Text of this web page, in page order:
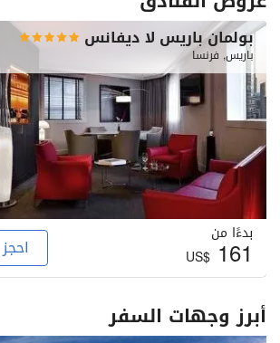
بولمان باريس لا ديفانس
باريس, فرنسا
بدءًا من
US$161 احجز
أبرز وجهات السفر